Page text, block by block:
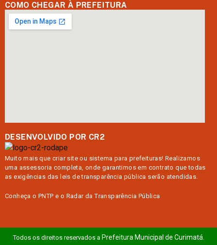
COMO CHEGAR À PREFEITURA
DESENVOLVIDO POR CR2
Muito mais quecriar site ou sistema para prefeituras! Realizamos
uma assessoria completa, onde garantimos em contrato que todas
as exigências das leis de transparência pública serão atendidas.
Conheça oPNTP e o Radar da Transparência Pública
Todos os direitos reservados a Prefeitura Municipal de Curimatá.